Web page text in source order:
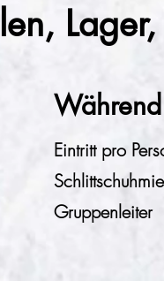
Eintritt pro
Gruppenleiter